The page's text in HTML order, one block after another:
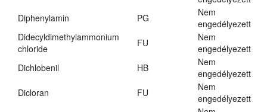
Diphenylamin
PG
Nem
engedélyezett
Didecyldimethylammonium
chloride
FU
Nem
engedélyezett
Dichlobenil
HB
Nem
engedélyezett
Dicloran
FU
Nem
engedélyezett